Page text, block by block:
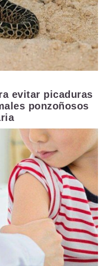
evitar picaduras
ponzoñosos